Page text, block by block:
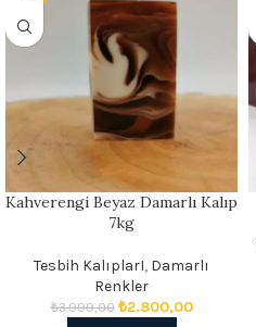
Kahverengi Beyaz Damarlı Kalıp
7kg
Tesbih KalıplarI, Damarlı
Renkler
₺3.999,00 ₺2.800,00